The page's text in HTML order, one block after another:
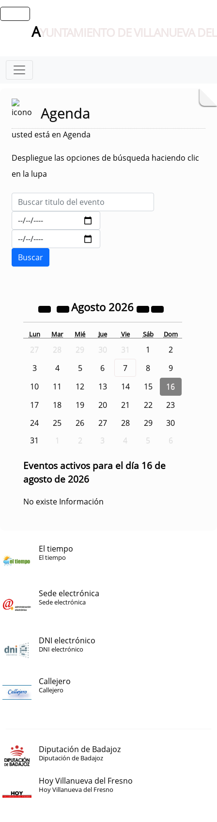
AYUNTAMIENTO DE VILLANUEVA
Agenda
usted está en Agenda
Despliegue las opciones de búsqueda haciendo clic
en la lupa
Agosto 2026
Lun Mar Mié Jue Vie Sáb Dom
27 28 29 30 31 1
2
3
4 5 6 7 8
9
10
11 12 13 14 15
16
17
18 19 20 21 22
23
24
25 26 27 28 29
30
31
1 2 3 4 5 6
Eventos activos para el día 16 de
agosto de 2026
No existe Información
El tiempo
El tiempo
Sede electrónica
Sede electrónica
DNI electrónico
DNI electrónico
Callejero
Callejero
Diputación de Badajoz
Diputación de Badajoz
Hoy Villanueva del Fresno
Hoy Villanueva del Fresno